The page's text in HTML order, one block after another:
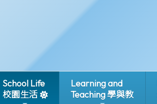
School Life
校園生活
Learning and
Teaching 學與教